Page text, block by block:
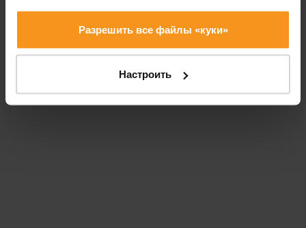
данными, которые они получили при использовании
вами их сервисов. Продолжая использовать наш сайт,
вы соглашаетесь на использование нами куки-
Разрешить все файлы «куки»
Настроить